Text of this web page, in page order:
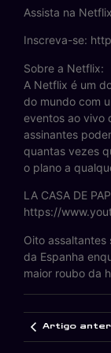
Assista na
Inscreva-se:
Sobre a Netflix:
A Netflix é um
do mundo com
eventos ao vivo
assinantes
quantas vezes
o plano a
LA CASA DE
https://
Oito assaltantes
da Espanha
maior roubo da
Artigo